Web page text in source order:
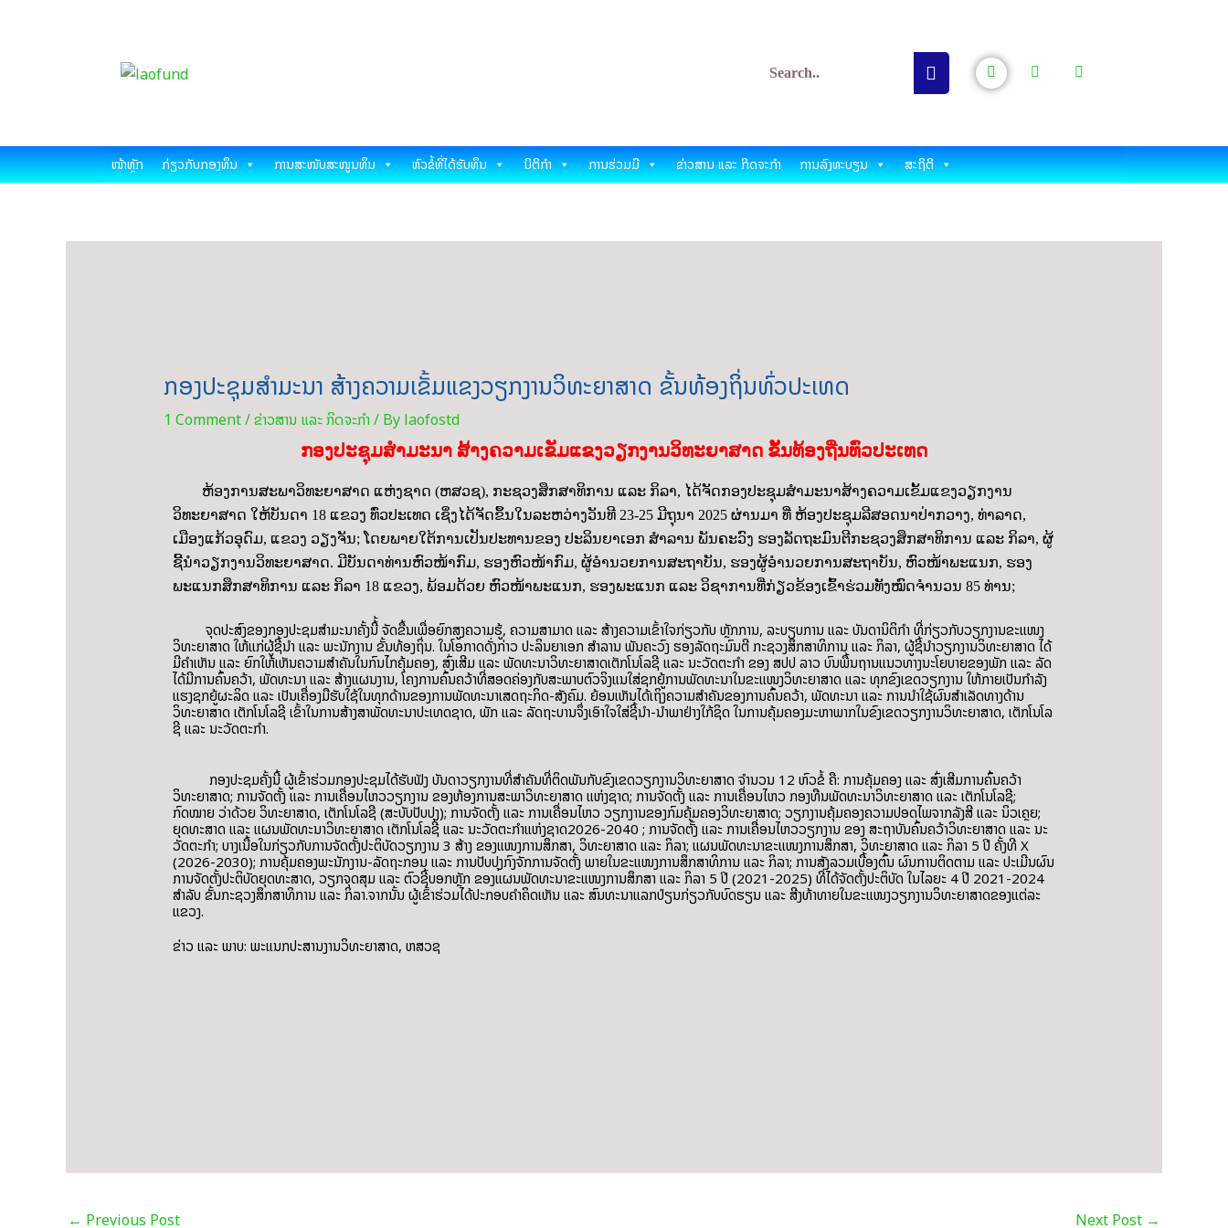
ໜ້າຫຼັກ ກ່ຽວກັບກອງທຶນ ການສະໜັບສະໜູນທຶນ ຫົວຂໍ້ທີ່ໄດ້ຮັບທຶນ ນິຕິກຳ ການຮ່ວມມື ຂ່າວສານ ແລະ ກິດຈະກຳ ການລົງທະບຽນ ສະຖິຕິ
ກອງປະຊຸມສຳມະນາ ສ້າງຄວາມເຂັ້ມແຂງວຽກງານວິທະຍາສາດ ຂັ້ນທ້ອງຖິ່ນທົ່ວປະເທດ
1 Comment/ຂ່າວສານ ແລະ ກິດຈະກຳ/ Bylaofostd
ກອງປະຊຸມສຳມະນາ ສ້າງຄວາມເຂັມແຂງວຽກງານວິທະຍາສາດ ຂັ້ນທ້ອງຖີ່ນທົ່ວປະເທດ
ຫ້ອງການສະພາວິທະຍາສາດ ແຫ່ງຊາດ (ຫສວຊ), ກະຊວງສຶກສາທິການ ແລະ ກິລາ, ໄດ້ຈັດກອງປະຊຸມສຳມະນາສ້າງຄວາມເຂັ້ມແຂງວຽກງານ
ວິທະຍາສາດ ໃຫ້ບັນດາ 18 ແຂວງ ທົ່ວປະເທດ ເຊິ່ງໄດ້ຈັດຂຶ້ນໃນລະຫວ່າງວັນທີ 23-25 ມີຖຸນາ 2025 ຜ່ານມາ ທີ່ ຫ້ອງປະຊຸມລີສອດນາປ່າກວາງ, ທ່າລາດ,
ເມືອງແກ້ວອຸດົມ, ແຂວງ ວຽງຈັນ; ໂດຍພາຍໃຕ້ການເປັນປະທານຂອງ ປະລິນຍາເອກ ສໍາລານ ພັນຄະວົງ ຮອງລັດຖະມົນຕີກະຊວງສຶກສາທິການ ແລະ ກິລາ, ຜູ້
ຊີ້ນໍາວຽກງານວິທະຍາສາດ. ມີບັນດາທ່ານຫົວໜ້າກົມ, ຮອງຫົວໜ້າກົມ, ຜູ້ອຳນວຍການສະຖາບັນ, ຮອງຜູ້ອຳນວຍການສະຖາບັນ, ຫົວໜ້າພະແນກ, ຮອງ
ພະແນກສຶກສາທິການ ແລະ ກິລາ 18 ແຂວງ, ພ້ອມດ້ວຍ ຫົວໜ້າພະແນກ, ຮອງພະແນກ ແລະ ວິຊາການທີ່ກ່ຽວຂ້ອງເຂົ້າຮ່ວມທັງໝົດຈໍານວນ 85 ທ່ານ;
ຈຸດປະສົງຂອງກອງປະຊຸມສຳມະນາຄັ້ງນີ້້ ຈັດຂື້ນເພື່ອຍົກສູງຄວາມຮູ້, ຄວາມສາມາດ ແລະ ສ້າງຄວາມເຂົ້າໃຈກ່ຽວກັບ ຫຼັກການ, ລະບຽບການ ແລະ ບັນດານິຕິກຳ ທີ່ກ່ຽວກັບວຽກງານຂະແໜງ
ວິທະຍາສາດ ໃຫ້ແກ່ຜູ້ຊີ້ນຳ ແລະ ພະນັກງານ ຂັ້ນທ້ອງຖິ່ນ. ໃນໂອກາດດັ່ງກ່າວ ປະລິນຍາເອກ ສຳລານ ພັນຄະວົງ ຮອງລັດຖະມົນຕີ ກະຊວງສຶກສາທິການ ແລະ ກິລາ, ຜູ້ຊີ້ນຳວຽກງານວິທະຍາສາດ ໄດ້
ມີຄຳເຫັນ ແລະ ຍົກໃຫ້ເຫັນຄວາມສຳຄັນໃນກົນໄກຄຸ້ມຄອງ, ສົ່ງເສີມ ແລະ ພັດທະນາວິທະຍາສາດເຕັກໂນໂລຊີ ແລະ ນະວັດຕະກໍາ ຂອງ ສປປ ລາວ ບົນພື້ນຖານແນວທາງນະໂຍບາຍຂອງພັກ ແລະ ລັດ
ໄດ້ມີການຄົ້ນຄວ້າ, ພັດທະນາ ແລະ ສ້າງແຜນງານ, ໂຄງການຄົ້ນຄວ້າທີ່ສອດຄ່ອງກັບສະພາບຕົວຈິງແນໃສ່ຊຸກຍູ້ການພັດທະນາໃນຂະແໜງວິທະຍາສາດ ແລະ ທຸກຂົງເຂດວຽກງານ ໃຫ້ກາຍເປັນກໍາລັງ
ແຮງຊຸກຍູ້ຜະລິດ ແລະ ເປັນເຄື່ອງມືຮັບໃຊ້ໃນທຸກດ້ານຂອງການພັດທະນາເສດຖະກິດ-ສັງຄົມ. ຍ້ອນເຫັນໄດ້ເຖິງຄວາມສໍາຄັນຂອງການຄົ້ນຄວ້າ, ພັດທະນາ ແລະ ການນໍາໃຊ້ຜົນສໍາເລັດທາງດ້ານ
ວິທະຍາສາດ ເຕັກໂນໂລຊີ ເຂົ້າໃນການສ້າງສາພັດທະນາປະເທດຊາດ, ພັກ ແລະ ລັດຖະບານຈຶ່ງເອົາໃຈໃສ່ຊີ້ນໍາ-ນໍາພາຢ່າງໃກ້ຊິດ ໃນການຄຸ້ມຄອງມະຫາພາກໃນຂົງເຂດວຽກງານວິທະຍາສາດ, ເຕັກໂນໂລ
ຊີ ແລະ ນະວັດຕະກຳ.
ກອງປະຊຸມຄັ້ງນີ້ ຜູ້ເຂົ້າຮ່ວມກອງປະຊຸມໄດ້ຮັບຟັງ ບັນດາວຽກງານທີ່ສໍາຄັນທີ່ຕິດພັນກັບຂົງເຂດວຽກງານວິທະຍາສາດ ຈໍານວນ 12 ຫົວຂໍ້ ຄື: ການຄຸ້ມຄອງ ແລະ ສົ່ງເສີມການຄົ້ນຄວ້າ
ວິທະຍາສາດ; ການຈັດຕັ້ງ ແລະ ການເຄື່ອນໄຫວວຽກງານ ຂອງຫ້ອງການສະພາວິທະຍາສາດ ແຫ່ງຊາດ; ການຈັດຕັ້ງ ແລະ ການເຄື່ອນໄຫວ ກອງທືນພັດທະນາວິທະຍາສາດ ແລະ ເຕັກໂນໂລຊີ;
ກົດໝາຍ ວ່າດ້ວຍ ວິທະຍາສາດ, ເຕັກໂນໂລຊີ (ສະບັບປັບປຸງ); ການຈັດຕັ້ງ ແລະ ການເຄື່ອນໄຫວ ວຽກງານຂອງກົມຄຸ້ມຄອງວິທະຍາສາດ; ວຽກງານຄຸ້ມຄອງຄວາມປອດໄພຈາກລັງສີ ແລະ ນິວເຄຼຍ;
ຍຸດທະສາດ ແລະ ແຜນພັດທະນາວິທະຍາສາດ ເຕັກໂນໂລຊີ ແລະ ນະວັດຕະກໍາແຫ່ງຊາດ2026-2040 ; ການຈັດຕັ້ງ ແລະ ການເຄື່ອນໄຫວວຽກງານ ຂອງ ສະຖາບັນຄົ້ນຄວ້າວິທະຍາສາດ ແລະ ນະ
ວັດຕະກໍາ; ບາງເນື້ອໃນກ່ຽວກັບການຈັດຕັ້ງປະຕິບັດວຽກງານ 3 ສ້າງ ຂອງແໜງການສຶກສາ, ວິທະຍາສາດ ແລະ ກິລາ; ແຜນພັດທະນາຂະແໜງການສຶກສາ, ວິທະຍາສາດ ແລະ ກິລາ 5 ປີ ຄັ້ງທີ X
(2026-2030); ການຄຸ້ມຄອງພະນັກງານ-ລັດຖະກອນ ແລະ ການປັບປຸງກົງຈັກການຈັດຕັ້ງ ພາຍໃນຂະແໜງການສຶກສາທິການ ແລະ ກິລາ; ການສັງລວມເບື້ອງຕົ້ນ ຜົນການຕິດຕາມ ແລະ ປະເມີນຜົນ
ການຈັດຕັ້ງປະຕິບັດຍຸດທະສາດ, ວຽກຈຸດສຸມ ແລະ ຕົວຊີ້ບອກຫຼັກ ຂອງແຜນພັດທະນາຂະແໜງການສຶກສາ ແລະ ກິລາ 5 ປີ (2021-2025) ທີ່ໄດ້ຈັດຕັ້ງປະຕິບັດ ໃນໄລຍະ 4 ປີ 2021-2024
ສໍາລັບ ຂັ້ນກະຊວງສຶກສາທິການ ແລະ ກິລາ.ຈາກນັ້ນ ຜູ້ເຂົ້າຮ່ວມໄດ້ປະກອບຄຳຄິດເຫັນ ແລະ ສົນທະນາແລກປ່ຽນກ່ຽວກັບບົດຮຽນ ແລະ ສີງທ້າທາຍໃນຂະແໜງວຽກງານວິທະຍາສາດຂອງແຕ່ລະ
ແຂວງ.
ຂ່າວ ແລະ ພາບ: ພະແນກປະສານງານວິທະຍາສາດ, ຫສວຊ
← Previous Post Next Post →